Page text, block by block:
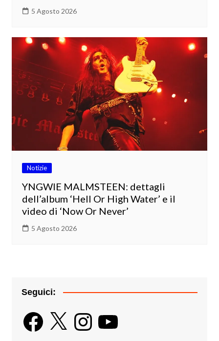
5 Agosto 2026
Notizie
YNGWIE MALMSTEEN: dettagli
dell’album ‘Hell Or High Water’ e il
video di ‘Now Or Never’
5 Agosto 2026
Seguici:
Facebook
X InstagramYouTube